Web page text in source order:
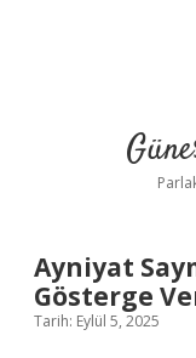
Ayniyat
Gösterge
Tarih: Eylül 5, 2025